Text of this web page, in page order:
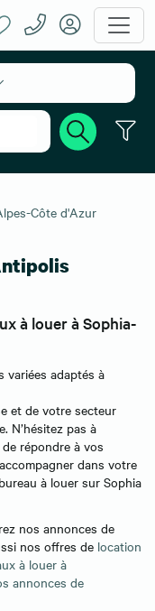
Côte d'Azur
à louer à Sophia-
variées adaptés à
et de votre secteur
N’hésitez pas à
répondre à vos
dans votre
à louer sur Sophia
nos annonces de
nos offres de location
à louer à
annonces de